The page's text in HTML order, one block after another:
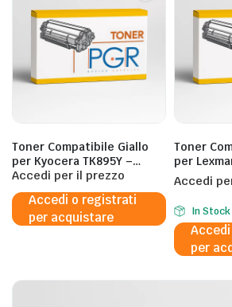
Toner Compatibile Giallo
per Kyocera TK895Y –
6.000 Pagine al 5%
Accedi per il prezzo
Accedi o registrati
per acquistare
Toner
per
3.000
Accedi
In Stock
per